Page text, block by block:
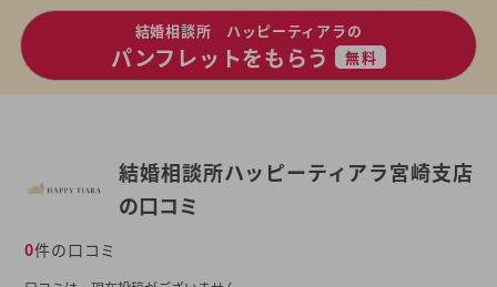
結婚相談所 ハッピーティアラの
パンフレットをもらう 無料
結婚相談所ハッピーティアラ宮崎支店
の口コミ
0件の口コミ